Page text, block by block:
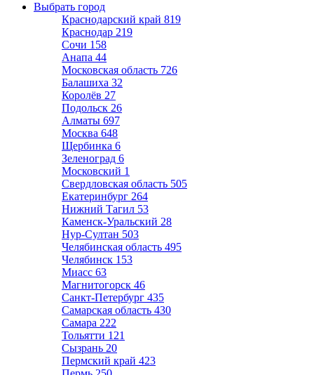
Выбрать город
Краснодарский край 819
Краснодар 219
Сочи 158
Анапа 44
Московская область 726
Балашиха 32
Королёв 27
Подольск 26
Алматы 697
Москва 648
Щербинка 6
Зеленоград 6
Московский 1
Свердловская область 505
Екатеринбург 264
Нижний Тагил 53
Каменск-Уральский 28
Нур-Султан 503
Челябинская область 495
Челябинск 153
Миасс 63
Магнитогорск 46
Санкт-Петербург 435
Самарская область 430
Самара 222
Тольятти 121
Сызрань 20
Пермский край 423